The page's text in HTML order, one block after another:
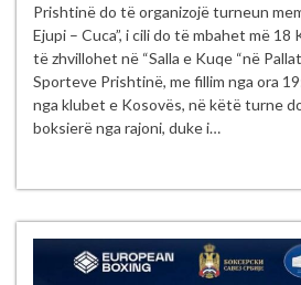
Prishtinë do të organizojë turneun
Ejupi – Cuca”, i cili do të mbahet më
të zhvillohet në “Salla e Kuqe “në
Sporteve Prishtinë, me fillim nga ora
nga klubet e Kosovës, në këtë turne
boksierë nga rajoni, duke i…